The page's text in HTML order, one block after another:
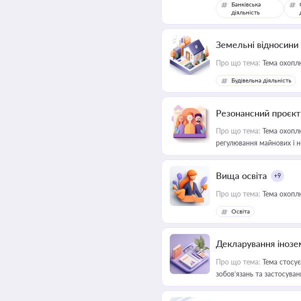
Банківська
діяльність
Земельні відносини
Про що тема: Тема
Будівельна діяльність
Резонансний
Про що тема: Тема
регулювання майнових і
Вища освіта +9
Про що тема: Тема
Освіта
Декларування
Про що тема: Тема
зобов’язань та